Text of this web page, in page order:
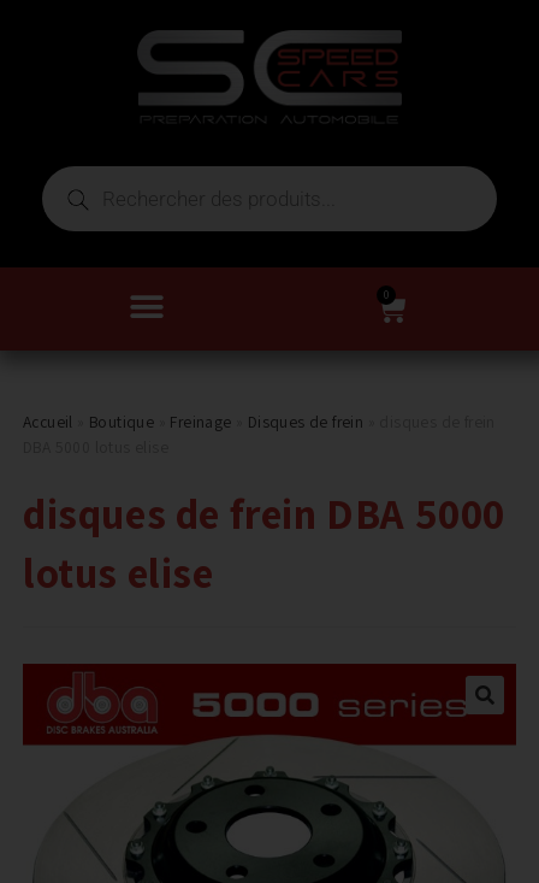
0
Accueil Boutique Freinage Disques de frein
disques de frein DBA 5000
lotus elise